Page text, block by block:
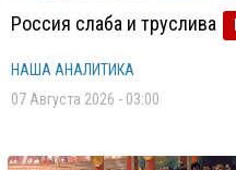
Россия слаба и труслива
НАША АНАЛИТИКА
07 Августа 2026 - 03:00